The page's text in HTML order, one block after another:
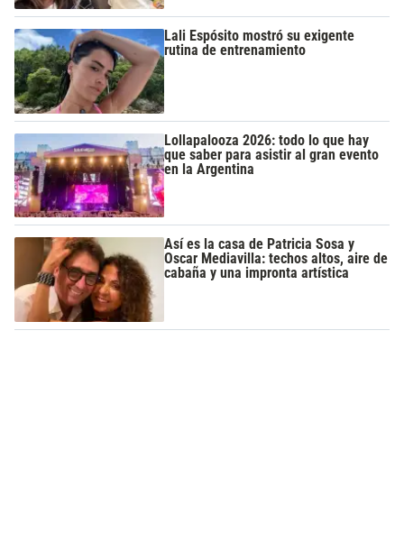
Lali Espósito mostró su exigente
rutina de entrenamiento
Lollapalooza 2026: todo lo que hay
que saber para asistir al gran evento
en la Argentina
Así es la casa de Patricia Sosa y
Oscar Mediavilla: techos altos, aire de
cabaña y una impronta artística